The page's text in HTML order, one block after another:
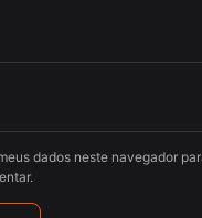
dados neste navegador